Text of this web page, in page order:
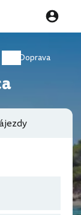
Doprava